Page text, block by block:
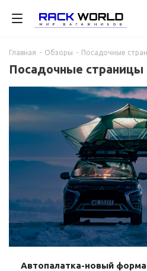
Главная - Обзоры - Посадочные
Посадочные страницы
Автопалатка-новый